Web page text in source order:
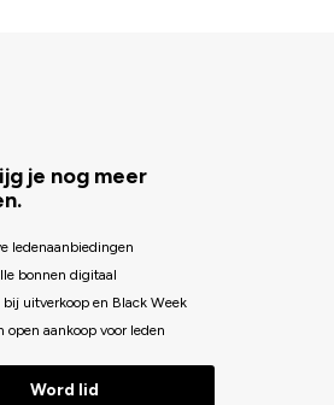
je nog meer
ledenaanbiedingen
bonnen digitaal
bij uitverkoop en Black Week
open aankoop voor leden
Word lid